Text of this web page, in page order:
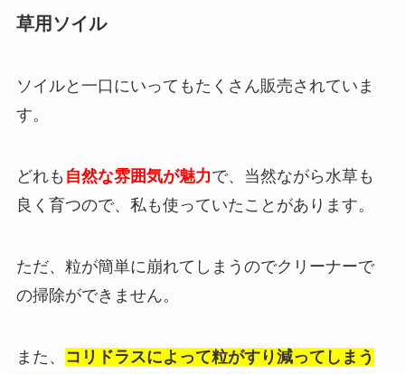
草用ソイル
ソイルと一口にいってもたくさん販売されていま
す。
どれも 自然な雰囲気が魅力で、当然ながら水草も
良く育つので、私も使っていたことがあります。
ただ、粒が簡単に崩れてしまうのでクリーナーで
の掃除ができません。
また、
コリドラスによって粒がすり減ってしまう